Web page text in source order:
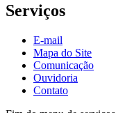
Serviços
E-mail
Mapa do Site
Comunicação
Ouvidoria
Contato